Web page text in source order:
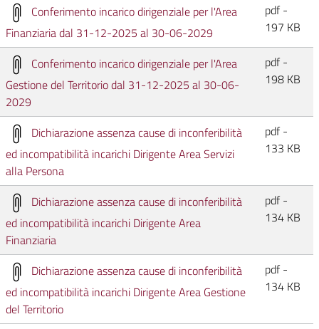
Conferimento incarico dirigenziale per l'Area
Finanziaria dal 31-12-2025 al 30-06-2029
pdf -
197 KB
Conferimento incarico dirigenziale per l'Area
Gestione del Territorio dal 31-12-2025 al 30-06-
2029
pdf -
198 KB
Dichiarazione assenza cause di inconferibilità
ed incompatibilità incarichi Dirigente Area Servizi
alla Persona
pdf -
133 KB
Dichiarazione assenza cause di inconferibilità
ed incompatibilità incarichi Dirigente Area
Finanziaria
pdf -
134 KB
Dichiarazione assenza cause di inconferibilità
ed incompatibilità incarichi Dirigente Area Gestione
del Territorio
pdf -
134 KB